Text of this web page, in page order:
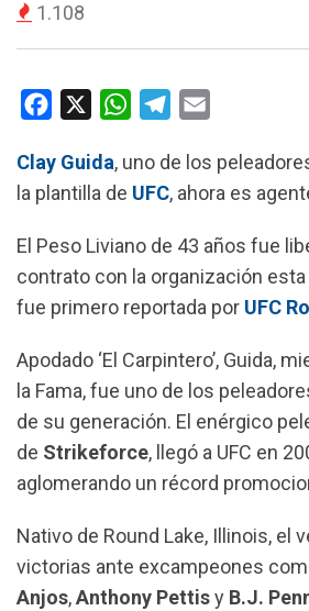
1.108
c
e
o
o
k
W
a
t
A
p
p
l
e
r
a
m
a
i
Clay Guida, uno de los
la plantilla de UFC, ahora es
El Peso Liviano de 43 años fue
contrato con la organización esta
fue primero reportada por UFC
Apodado ‘El Carpintero’, Guida,
la Fama, fue uno de los
de su generación. El enérgico
de Strikeforce, llegó a UFC en
aglomerando un récord
Nativo de Round Lake, Illinois, el
victorias ante excampeones
Anjos,Anthony Pettisy B.J.